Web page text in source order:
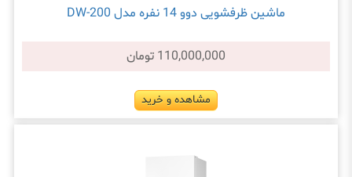
ماشین ظرفشویی دوو 14 نفره مدل DW-200
110,000,000 تومان
مشاهده و خرید